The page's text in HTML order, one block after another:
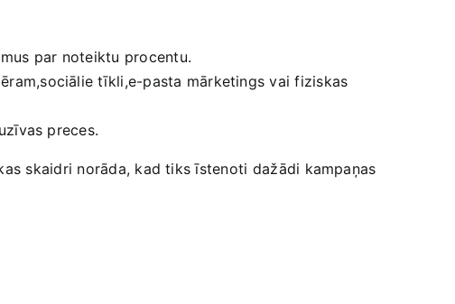
par noteiktu procentu.
tīkli,e-pasta mārketings vai fiziskas
preces.
skaidri ​norāda,‍ kad tiks īstenoti ⁣dažādi kampaņas